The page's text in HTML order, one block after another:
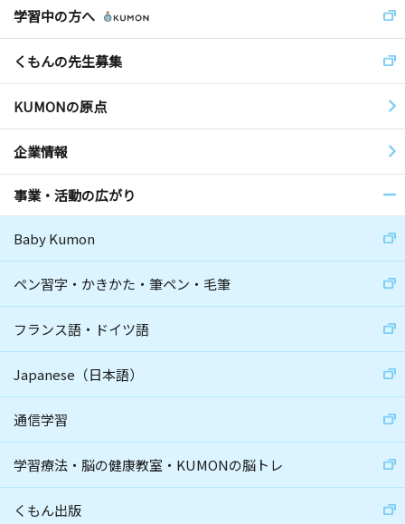
学習中の方へ
くもんの先生募集
KUMONの原点
企業情報
事業・活動の広がり
Baby Kumon
ペン習字・かきかた・筆ペン・毛筆
フランス語・ドイツ語
Japanese（日本語）
通信学習
学習療法・脳の健康教室・KUMONの脳トレ
くもん出版